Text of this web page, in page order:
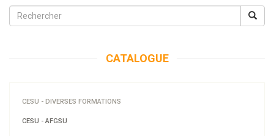
Toggle
CATALOGUE
CESU - DIVERSES FORMATIONS
CESU - AFGSU